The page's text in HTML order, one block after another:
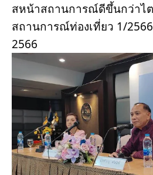
สหน้าสถานการณ์ดีขึ้นกว่าไ
สถานการณ์ท่องเที่ยว 1/
2566